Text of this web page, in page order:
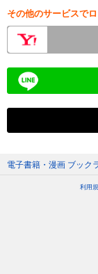
その他のサービスで
電子書籍・漫画 ブック
利用